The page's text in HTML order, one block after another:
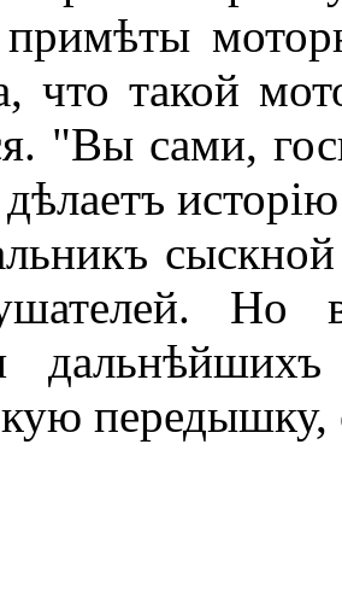
примѣты
что такой
"Вы сами,
Но
дальнѣйшихъ
передышку,